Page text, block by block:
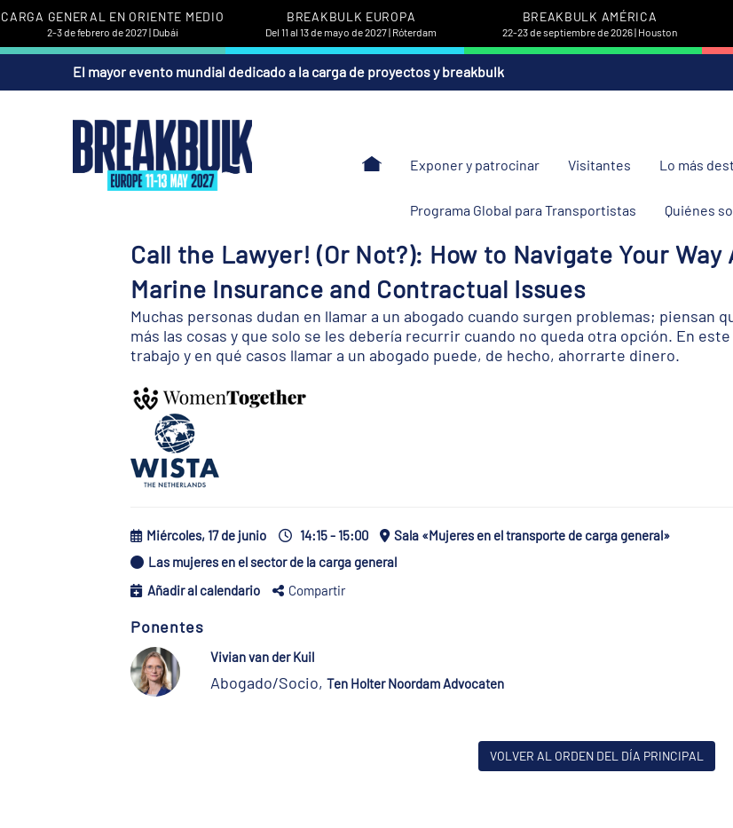
CARGA GENERAL EN ORIENTE MEDIO
2-3 de febrero de 2027 | Dubái
BREAKBULK EUROPA
Del 11 al 13 de mayo de 2027 | Róterdam
BREAKBULK AMÉRICA
22-23 de septiembre de 2026 | Houston
El mayor evento mundial dedicado a la carga de proyectos y breakbulk
Exponer y patrocinar Visitantes Lo más
Programa Global para Transportistas Quiénes
Call the Lawyer! (Or Not?): How to Navigate Your
Marine Insurance and Contractual Issues
Muchas personas dudan en llamar a un abogado cuando surgen problemas; piensan
más las cosas y que solo se les debería recurrir cuando no queda otra opción. En
trabajo y en qué casos llamar a un abogado puede, de hecho, ahorrarte dinero.
Miércoles, 17 de junio 14:15 - 15:00
Sala «Mujeres en el transporte de carga general»
Las mujeres en el sector de la carga general
Añadir al calendario
Compartir
Ponentes
Vivian van der Kuil
Abogado/Socio,Ten Holter Noordam Advocaten
VOLVER AL ORDEN DEL DÍA PRINCIPAL